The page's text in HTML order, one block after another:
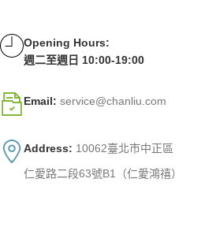
Opening Hours:
週二至週日 10:00-19:00
Email: service@chanliu.com
Address: 10062臺北市中正區
仁愛路二段63號B1（仁愛鴻禧）